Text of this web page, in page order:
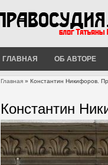
ГЛАВНАЯ ОБ АВТОРЕ
Главная » Константин Никифоров.
Константин